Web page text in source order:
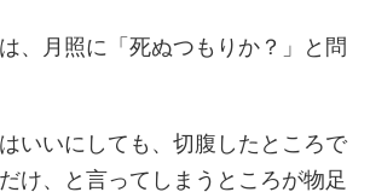
、月照に「死ぬつもりか？」と問
いいにしても、切腹したところで
け、と言ってしまうところが物足